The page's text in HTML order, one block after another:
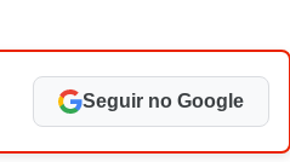
Seguir no Google